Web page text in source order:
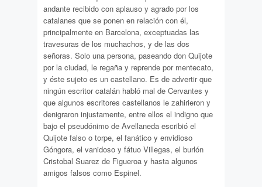
andante recibido con aplauso y agrado por los
catalanes que se ponen en relación con él,
principalmente en Barcelona, exceptuadas las
travesuras de los muchachos, y de las dos
señoras. Solo una persona, paseando don Quijote
por la ciudad, le regaña y reprende por mentecato,
y éste sujeto es un castellano. Es de advertir que
ningún escritor catalán habló mal de Cervantes y
que algunos escritores castellanos le zahirieron y
denigraron injustamente, entre ellos el indigno que
bajo el pseudónimo de Avellaneda escribió el
Quijote falso o torpe, el fanático y envidioso
Góngora, el vanidoso y fátuo Villegas, el burlón
Cristobal Suarez de Figueroa y hasta algunos
amigos falsos como Espinel.